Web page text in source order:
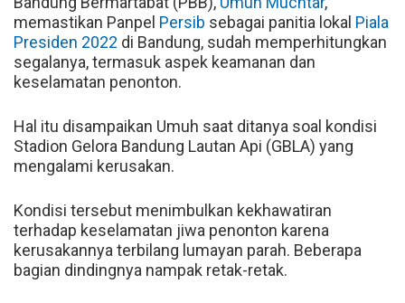
memastikan Panpel Persib sebagai panitia lokal Piala
Presiden 2022 di Bandung, sudah memperhitungkan
segalanya, termasuk aspek keamanan dan
keselamatan penonton.
Hal itu disampaikan Umuh saat ditanya soal kondisi
Stadion Gelora Bandung Lautan Api (GBLA) yang
mengalami kerusakan.
Kondisi tersebut menimbulkan kekhawatiran
terhadap keselamatan jiwa penonton karena
kerusakannya terbilang lumayan parah. Beberapa
bagian dindingnya nampak retak-retak.